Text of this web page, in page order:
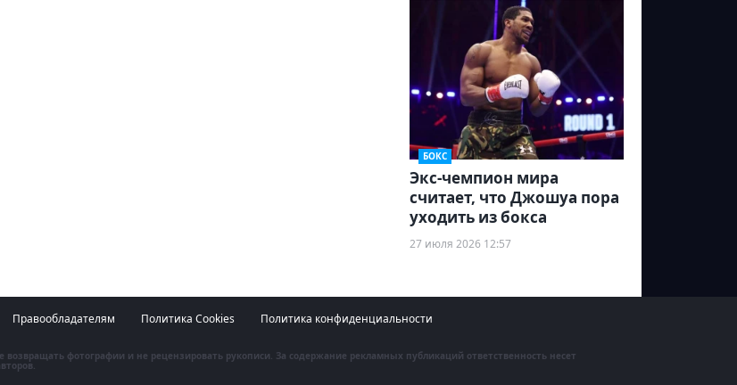
БОКС
Экс-чемпион мира
считает, что Джошуа пора
уходить из бокса
27 июля 2026 12:57
Правообладателям Политика Cookies Политика конфиденциальности
возвращать фотографии и не рецензировать рукописи. За содержание рекламных публикаций ответственность несет